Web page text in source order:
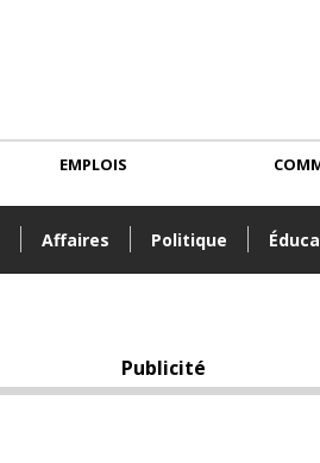
Affaires Politique
EMPLOIS
Publicité